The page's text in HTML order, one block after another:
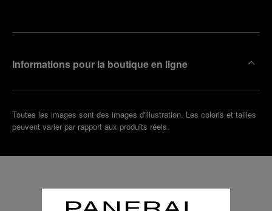
Informations pour la boutique en ligne
Toutes les images sont des images d'illustration. Les coloris et tailles
peuvent varier par rapport aux produits réels.